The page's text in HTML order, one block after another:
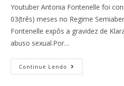
Youtuber Antonia Fontenelle foi
03(três) meses no Regime
Fontenelle expôs a gravidez de
abuso sexual.Por…
Continue Lendo